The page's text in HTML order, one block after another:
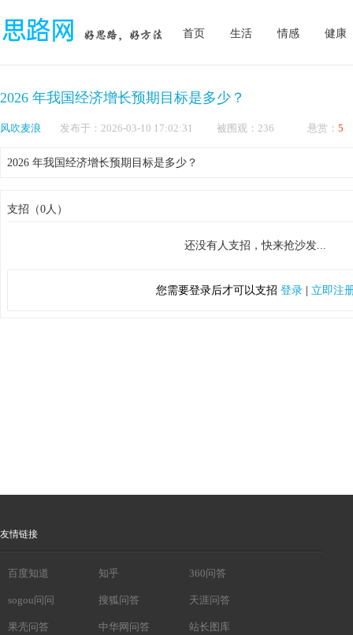
首页 生活 情感 健康
2026 年我国经济增长预期目标是多少？
风吹麦浪 发布于：2026-03-10 17:02:31 被围观：236 悬赏： 5
2026 年我国经济增长预期目标是多少？
支招（0人）
还没有人支招，快来抢沙发...
您需要登录后才可以支招 登录| 立即注
友情链接
百度知道 知乎 360问答
sogou问问 搜狐问答 天涯问答
果壳问答 中华网问答 站长图库